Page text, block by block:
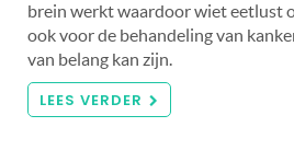
brein werkt waardoor wiet eetlust
ook voor de behandeling van
van belang kan zijn.
LEES VERDER